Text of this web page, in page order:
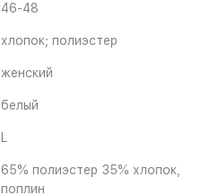
46-48
хлопок; полиэстер
женский
белый
L
65% полиэстер 35% хлопок,
поплин